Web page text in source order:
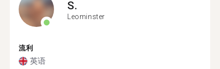
S.
Leominster
流利
英语